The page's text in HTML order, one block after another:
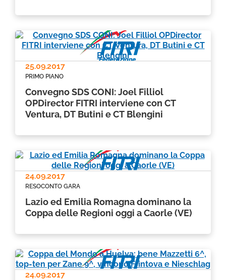
25.09.2017
PRIMO PIANO
Convegno SDS CONI: Joel Filliol
OPDirector FITRI interviene con CT
Ventura, DT Butini e CT Blengini
24.09.2017
RESOCONTO GARA
Lazio ed Emilia Romagna dominano la
Coppa delle Regioni oggi a Caorle (VE)
24.09.2017